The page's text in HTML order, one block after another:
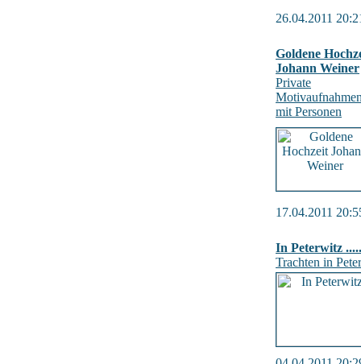
26.04.2011
Goldene
Johann Weiner
Private
mit Personen
17.04.2011
In Peterwitz
Trachten in